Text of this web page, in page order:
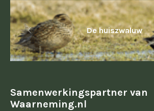
De huiszwaluw
Samenwerkingspartner van
Waarneming.nl